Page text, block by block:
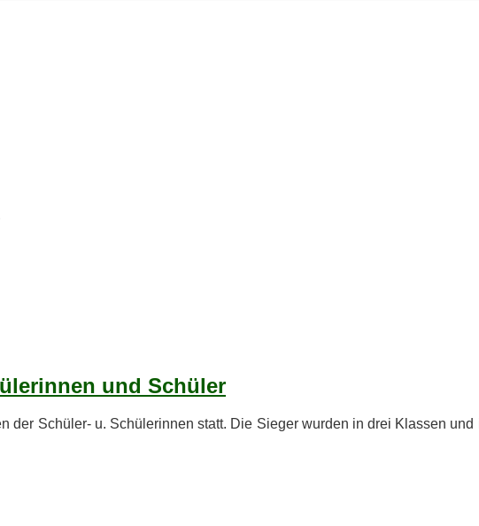
und Schüler
der Schü­ler- u. Schü­le­rin­nen statt. Die Sie­ger wur­den in drei Klas­sen